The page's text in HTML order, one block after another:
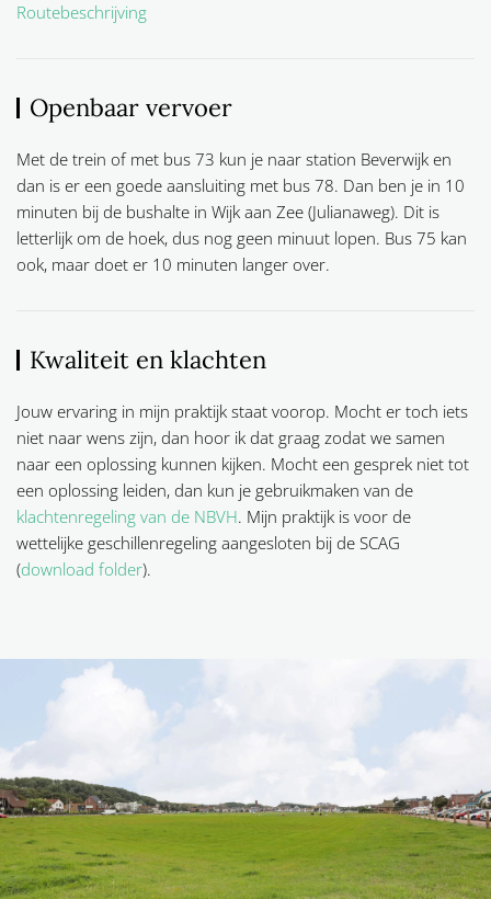
Routebeschrijving
Openbaar vervoer
Met de trein of met bus 73 kun je naar station Beverwijk en
dan is er een goede aansluiting met bus 78. Dan ben je in 10
minuten bij de bushalte in Wijk aan Zee (Julianaweg). Dit is
letterlijk om de hoek, dus nog geen minuut lopen. Bus 75 kan
ook, maar doet er 10 minuten langer over.
Kwaliteit en klachten
Jouw ervaring in mijn praktijk staat voorop. Mocht er toch iets
niet naar wens zijn, dan hoor ik dat graag zodat we samen
naar een oplossing kunnen kijken. Mocht een gesprek niet tot
een oplossing leiden, dan kun je gebruikmaken van de
klachtenregeling van de NBVH. Mijn praktijk is voor de
wettelijke geschillenregeling aangesloten bij de SCAG
(download folder).